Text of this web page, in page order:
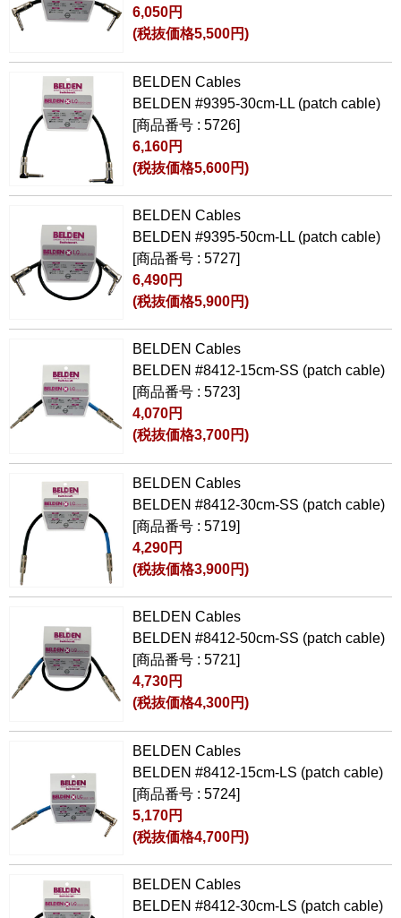
6,050円
(税抜価格5,500円)
BELDEN Cables
BELDEN #9395-30cm-LL (patch cable)
[商品番号 : 5726]
6,160円
(税抜価格5,600円)
BELDEN Cables
BELDEN #9395-50cm-LL (patch cable)
[商品番号 : 5727]
6,490円
(税抜価格5,900円)
BELDEN Cables
BELDEN #8412-15cm-SS (patch cable)
[商品番号 : 5723]
4,070円
(税抜価格3,700円)
BELDEN Cables
BELDEN #8412-30cm-SS (patch cable)
[商品番号 : 5719]
4,290円
(税抜価格3,900円)
BELDEN Cables
BELDEN #8412-50cm-SS (patch cable)
[商品番号 : 5721]
4,730円
(税抜価格4,300円)
BELDEN Cables
BELDEN #8412-15cm-LS (patch cable)
[商品番号 : 5724]
5,170円
(税抜価格4,700円)
BELDEN Cables
BELDEN #8412-30cm-LS (patch cable)